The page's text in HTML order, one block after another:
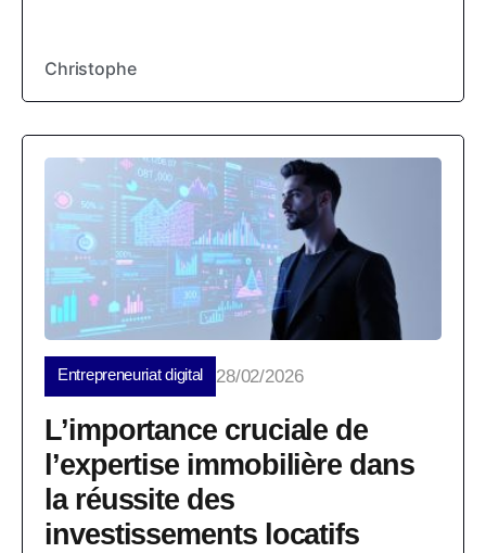
Christophe
Entrepreneuriat digital 28/02/2026
L’importance cruciale de
l’expertise immobilière dans
la réussite des
investissements locatifs